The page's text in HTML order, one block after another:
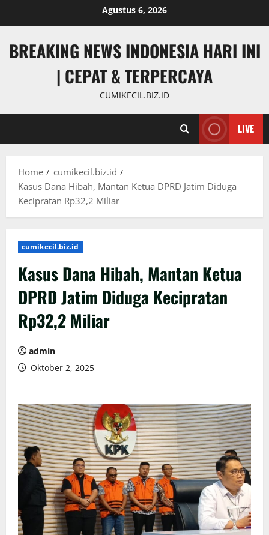
Agustus 6, 2026
BREAKING NEWS INDONESIA HARI INI
| CEPAT & TERPERCAYA
CUMIKECIL.BIZ.ID
LIVE
Home
cumikecil.biz.id
Kasus Dana Hibah, Mantan Ketua DPRD Jatim Diduga
Kecipratan Rp32,2 Miliar
cumikecil.biz.id
Kasus Dana Hibah, Mantan Ketua
DPRD Jatim Diduga Kecipratan
Rp32,2 Miliar
admin
Oktober 2, 2025